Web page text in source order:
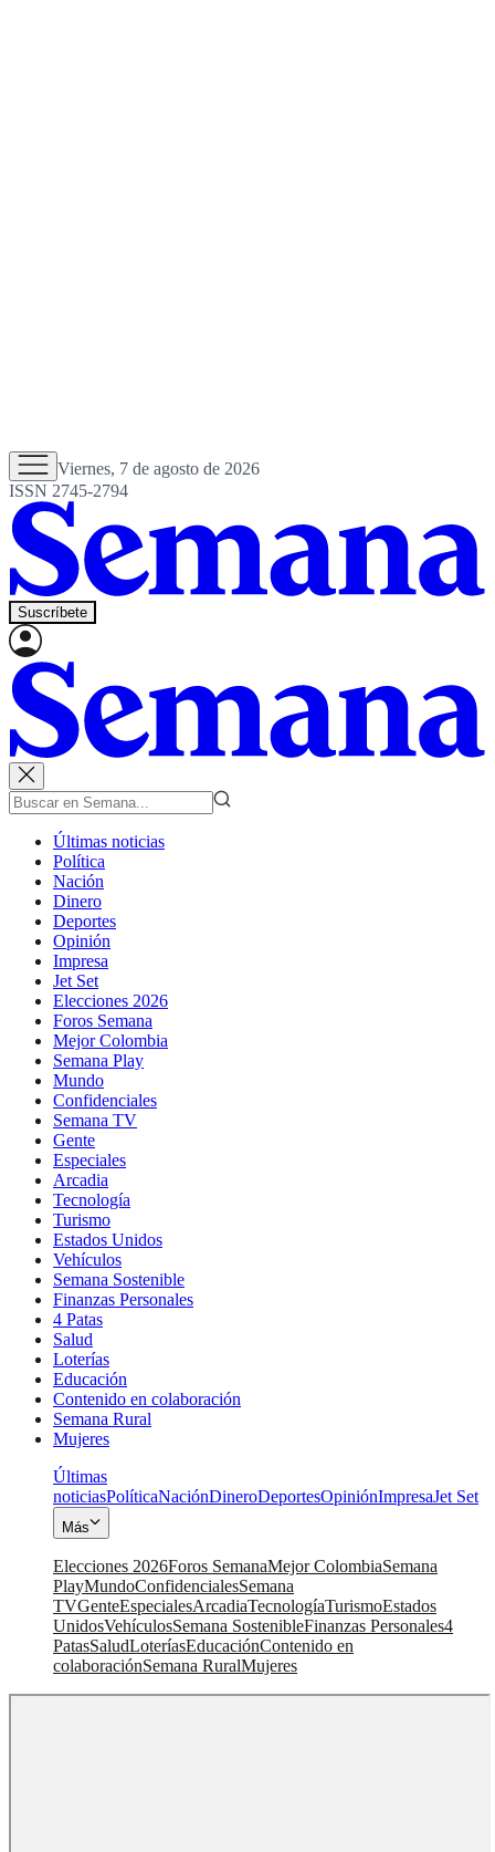
Viernes, 7 de agosto de 2026
ISSN 2745-2794
Suscríbete
Últimas noticias
Política
Nación
Dinero
Deportes
Opinión
Impresa
Jet Set
Elecciones 2026
Foros Semana
Mejor Colombia
Semana Play
Mundo
Confidenciales
Semana TV
Gente
Especiales
Arcadia
Tecnología
Turismo
Estados Unidos
Vehículos
Semana Sostenible
Finanzas Personales
4 Patas
Salud
Loterías
Educación
Contenido en colaboración
Semana Rural
Mujeres
Últimas
noticiasPolíticaNaciónDineroDeportesOpiniónImpresaJet Set
Más
Elecciones 2026Foros SemanaMejor ColombiaSemana
PlayMundoConfidencialesSemana
TVGenteEspecialesArcadiaTecnologíaTurismoEstados
UnidosVehículosSemana SostenibleFinanzas Personales4
PatasSaludLoteríasEducaciónContenido en
colaboraciónSemana RuralMujeres